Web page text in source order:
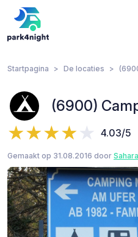
Startpagina De locaties
(6900)
4.03/5
Gemaakt op 31.08.2016 door Sahara